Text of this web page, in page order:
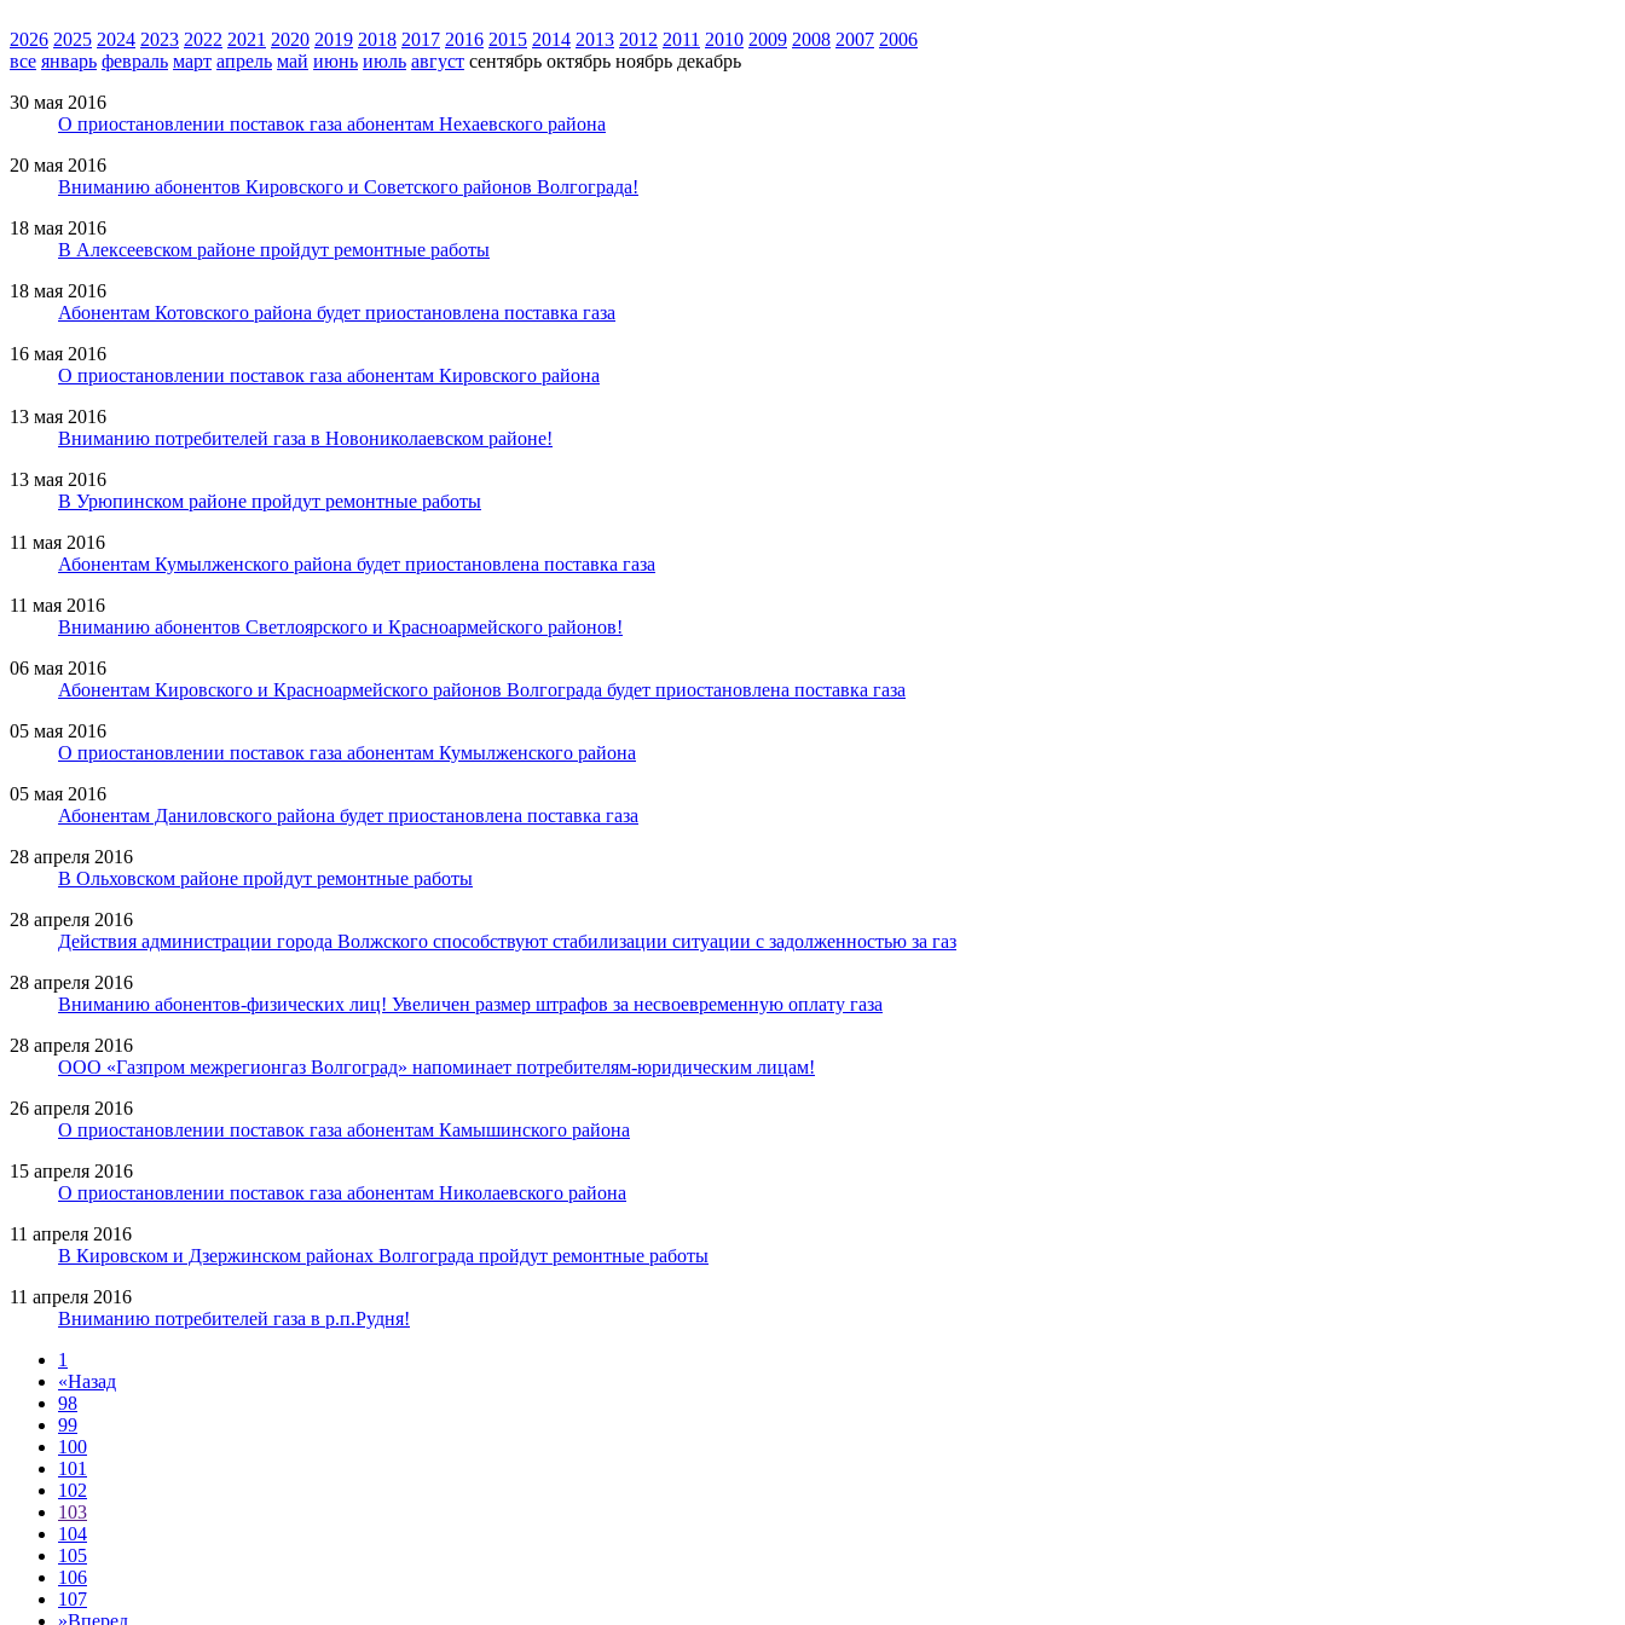
2026 2025 2024 2023 2022 2021 2020 2019 2018 2017 2016 2015 2014 2013 2012 2011 2010 2009 2008 2007 2006
все январь февраль март апрель май июнь июль август сентябрь октябрь ноябрь декабрь
30 мая 2016
О приостановлении поставок газа абонентам Нехаевского района
20 мая 2016
Вниманию абонентов Кировского и Советского районов Волгограда!
18 мая 2016
В Алексеевском районе пройдут ремонтные работы
18 мая 2016
Абонентам Котовского района будет приостановлена поставка газа
16 мая 2016
О приостановлении поставок газа абонентам Кировского района
13 мая 2016
Вниманию потребителей газа в Новониколаевском районе!
13 мая 2016
В Урюпинском районе пройдут ремонтные работы
11 мая 2016
Абонентам Кумылженского района будет приостановлена поставка газа
11 мая 2016
Вниманию абонентов Светлоярского и Красноармейского районов!
06 мая 2016
Абонентам Кировского и Красноармейского районов Волгограда будет приостановлена поставка газа
05 мая 2016
О приостановлении поставок газа абонентам Кумылженского района
05 мая 2016
Абонентам Даниловского района будет приостановлена поставка газа
28 апреля 2016
В Ольховском районе пройдут ремонтные работы
28 апреля 2016
Действия администрации города Волжского способствуют стабилизации ситуации с задолженностью за газ
28 апреля 2016
Вниманию абонентов-физических лиц! Увеличен размер штрафов за несвоевременную оплату газа
28 апреля 2016
ООО «Газпром межрегионгаз Волгоград» напоминает потребителям-юридическим лицам!
26 апреля 2016
О приостановлении поставок газа абонентам Камышинского района
15 апреля 2016
О приостановлении поставок газа абонентам Николаевского района
11 апреля 2016
В Кировском и Дзержинском районах Волгограда пройдут ремонтные работы
11 апреля 2016
Вниманию потребителей газа в р.п.Рудня!
1
«Назад
98
99
100
101
102
103
104
105
106
107
»Вперед